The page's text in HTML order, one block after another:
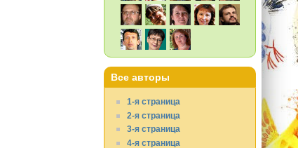
Все авторы
1-я страница
2-я страница
3-я страница
4-я страница